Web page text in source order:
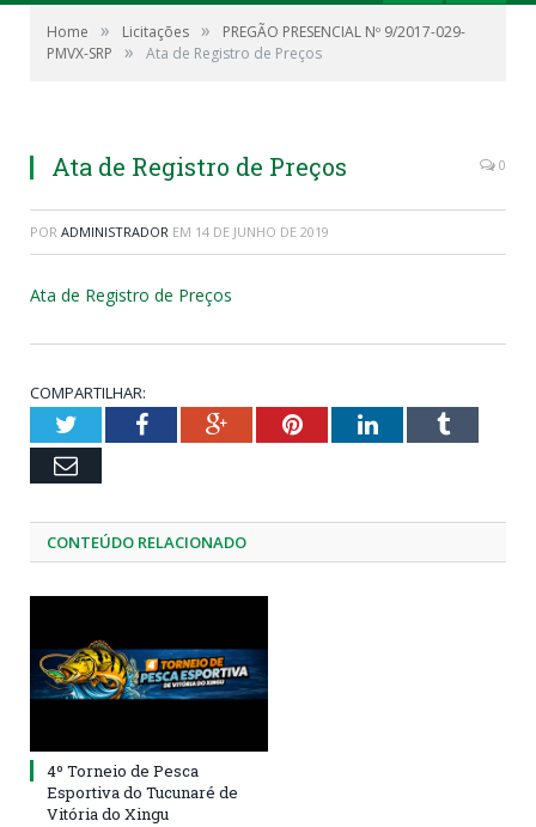
Home » Licitações »
PREGÃO PRESENCIAL Nº 9/2017-029-
PMVX-SRP
» Ata de Registro de Preços
Ata de Registro de Preços 0
POR ADMINISTRADOR EM 14 DE JUNHO DE 2019
Ata de Registro de Preços
COMPARTILHAR:
TwitterFacebookGoogle+PinterestLinkedInTumblr
Email
CONTEÚDO RELACIONADO
4º Torneio de Pesca
Esportiva do Tucunaré de
Vitória do Xingu